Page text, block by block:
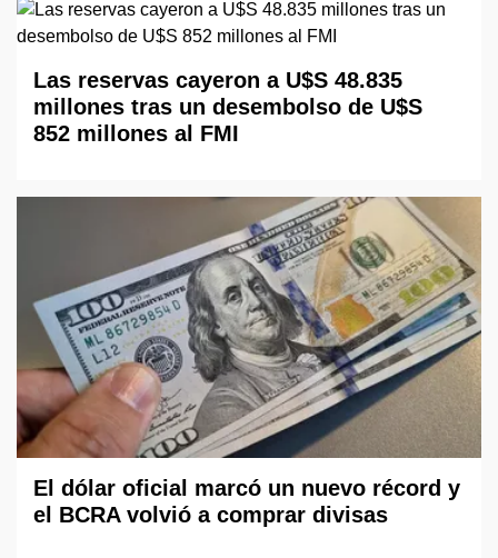
Las reservas cayeron a U$S 48.835
millones tras un desembolso de U$S
852 millones al FMI
El dólar oficial marcó un nuevo récord y
el BCRA volvió a comprar divisas